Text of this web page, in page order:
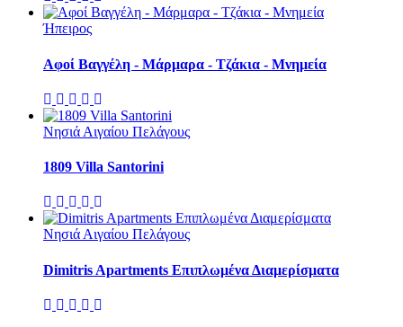
Ήπειρος
Αφοί Βαγγέλη - Μάρμαρα - Τζάκια - Μνημεία
Νησιά Αιγαίου Πελάγους
1809 Villa Santorini
Νησιά Αιγαίου Πελάγους
Dimitris Apartments Επιπλωμένα Διαμερίσματα